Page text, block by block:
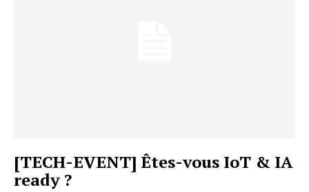
[TECH-EVENT] Êtes-vous IoT & IA
ready ?